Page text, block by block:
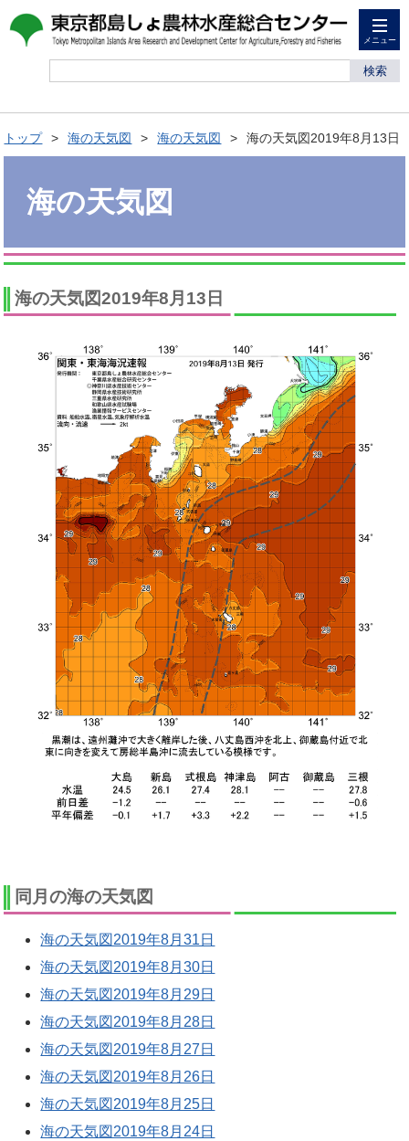
メニュー
検索
トップ 海の天気図 海の天気図 海の天気図2019年8月13日
海の天気図
海の天気図2019年8月13日
同月の海の天気図
海の天気図2019年8月31日
海の天気図2019年8月30日
海の天気図2019年8月29日
海の天気図2019年8月28日
海の天気図2019年8月27日
海の天気図2019年8月26日
海の天気図2019年8月25日
海の天気図2019年8月24日